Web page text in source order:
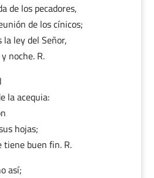
de los pecadores,
de los cínicos;
la ley del Señor,
noche. R.
la acequia:
hojas;
buen fin. R.
así;